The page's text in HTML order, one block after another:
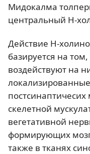
Мидокалма
центральный Н-
Действие Н-
базируется на
воздействуют на
скелетной
вегетативной
формирующих
также в тканях